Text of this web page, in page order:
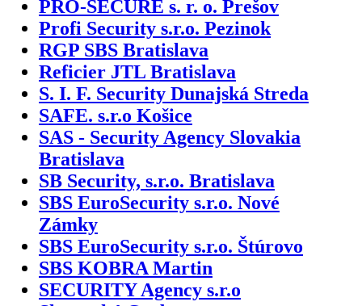
PRO-SECURE s. r. o. Prešov
Profi Security s.r.o. Pezinok
RGP SBS Bratislava
Reficier JTL Bratislava
S. I. F. Security Dunajská Streda
SAFE. s.r.o Košice
SAS - Security Agency Slovakia
Bratislava
SB Security, s.r.o. Bratislava
SBS EuroSecurity s.r.o. Nové
Zámky
SBS EuroSecurity s.r.o. Štúrovo
SBS KOBRA Martin
SECURITY Agency s.r.o